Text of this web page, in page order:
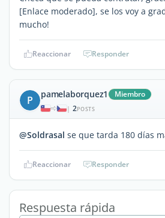
[Enlace moderado], se los voy a
mucho!
Reaccionar Responder
P pamelaborquez1 Miembro
| 2POSTS
@Soldrasal se que tarda 180 días
Reaccionar Responder
Respuesta rápida